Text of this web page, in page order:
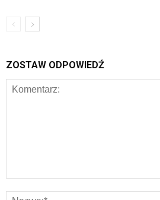
ZOSTAW ODPOWIEDŹ